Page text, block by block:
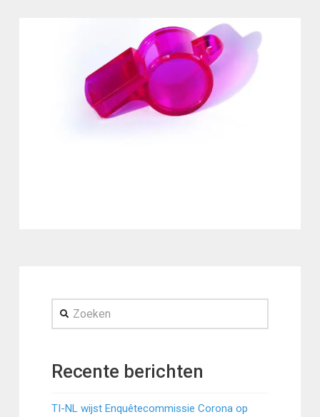
Zoeken
Recente berichten
TI-NL wijst Enquêtecommissie Corona op